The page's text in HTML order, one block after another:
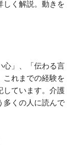
しく解説。動きを
」、「伝わる言
これまでの経験を
しています。介護
多くの人に読んで